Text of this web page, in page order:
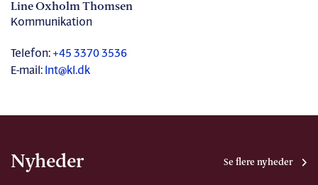
Line Oxholm Thomsen
Kommunikation
Telefon: +45 3370 3536
E-mail: lnt@kl.dk
Nyheder Se flere nyheder